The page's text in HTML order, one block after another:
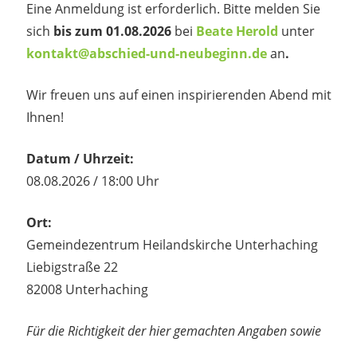
Eine Anmeldung ist erforderlich. Bitte melden Sie
sich bis zum 01.08.2026 bei Beate Herold unter
kontakt@abschied-und-neubeginn.de an.
Wir freuen uns auf einen inspirierenden Abend mit
Ihnen!
Datum / Uhrzeit:
08.08.2026 / 18:00 Uhr
Ort:
Gemeindezentrum Heilandskirche Unterhaching
Liebigstraße 22
82008 Unterhaching
Für die Richtigkeit der hier gemachten Angaben sowie